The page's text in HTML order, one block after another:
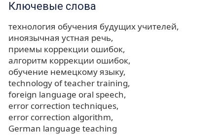
Ключевые слова
технология обучения будущих учителей
иноязычная устная речь
приемы коррекции ошибок
алгоритм коррекции ошибок
обучение немецкому языку
technology of teacher training
foreign language oral speech
error correction techniques
error correction algorithm
German language teaching